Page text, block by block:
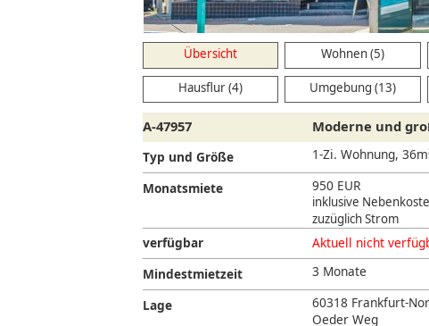
Übersicht Wohnen (5)
Hausflur (4) Umgebung (13)
A-47957 Moderne und
Typ und Größe
1-Zi. Wohnung,
Monatsmiete
950 EUR
inklusive
zuzüglich Strom
verfügbar
Aktuell nicht
Mindestmietzeit
3 Monate
Lage
60318 Frankfurt-
Oeder Weg